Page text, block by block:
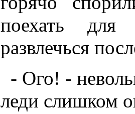
поехать
развлечься
- Ого! -
леди слишком